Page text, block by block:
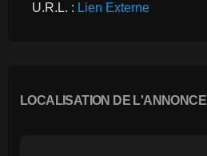
U.R.L. : Lien Externe
LOCALISATION DE L'ANNONCE